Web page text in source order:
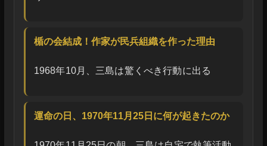
楯の会結成！作家が民兵組織を作った理由
1968年10月、三島は驚くべき行動に出る
運命の日、1970年11月25日に何が起きたのか